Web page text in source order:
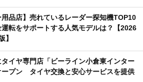
用品店】売れているレーダー探知機TOP10
運転をサポートする人気モデルは？【2026
】
イヤ専門店「ビーライン小倉東インター
ープン タイヤ交換と安心サービスを提供